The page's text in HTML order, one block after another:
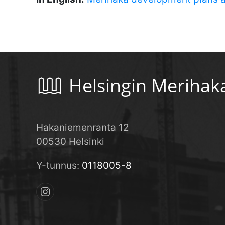
Helsingin
Hakaniemenranta 12
00530 Helsinki
Y-tunnus: 0118005-8